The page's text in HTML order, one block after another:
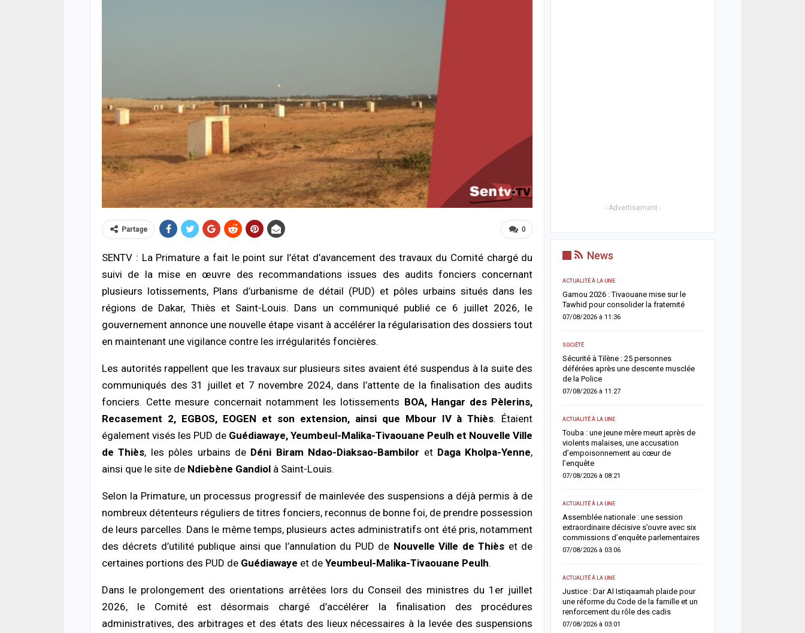
0
Partage
SENTV : La Primature a fait le point sur l’état d’avancement des travaux du Comité chargé du
suivi de la mise en œuvre des recommandations issues des audits fonciers concernant
plusieurs lotissements, Plans d’urbanisme de détail (PUD) et pôles urbains situés dans les
régions de Dakar, Thiès et Saint-Louis. Dans un communiqué publié ce 6 juillet 2026, le
gouvernement annonce une nouvelle étape visant à accélérer la régularisation des dossiers tout
en maintenant une vigilance contre les irrégularités foncières.
Les autorités rappellent que les travaux sur plusieurs sites avaient été suspendus à la suite des
communiqués des 31 juillet et 7 novembre 2024, dans l’attente de la finalisation des audits
fonciers. Cette mesure concernait notamment les lotissements BOA, Hangar des Pèlerins,
Recasement 2, EGBOS, EOGEN et son extension, ainsi que Mbour IV à Thiès. Étaient
également visés les PUD de Guédiawaye, Yeumbeul-Malika-Tivaouane Peulh et Nouvelle Ville
de Thiès, les pôles urbains de Déni Biram Ndao-Diaksao-Bambilor et Daga Kholpa-Yenne,
ainsi que le site de Ndiebène Gandiol à Saint-Louis.
Selon la Primature, un processus progressif de mainlevée des suspensions a déjà permis à de
nombreux détenteurs réguliers de titres fonciers, reconnus de bonne foi, de prendre possession
de leurs parcelles. Dans le même temps, plusieurs actes administratifs ont été pris, notamment
des décrets d’utilité publique ainsi que l’annulation du PUD de Nouvelle Ville de Thiès et de
certaines portions des PUD de Guédiawaye et de Yeumbeul-Malika-Tivaouane Peulh.
Dans le prolongement des orientations arrêtées lors du Conseil des ministres du 1er juillet
2026, le Comité est désormais chargé d’accélérer la finalisation des procédures
administratives, des arbitrages et des états des lieux nécessaires à la levée des suspensions
- Advertisement -
News
Grand Magal de Touba : la Police
nationale présente un bilan marqué par
dispositif…
07/08/2026 à 00:34
ACTUALITÉ À LA UNE
appelle les fidèles à privilégier les
prières plutôt que les visites
ECONOMIE
Sénégal–Banque mondiale : 220,7
milliards FCFA pour accélérer les projets
de développement
ACTUALITÉ À LA UNE
Soudure 2026 : le gouvernement
débloque plus de 7,2 milliards FCFA
pour renforcer l’assistance alimentaire et
pastorale
06/08/2026 à 18:01
HLM Biscuiterie : un homme arrêté après
l’abattage clandestin d’un mouton, la
Drogue et jeunesse au Sénégal : une
menace qui gagne du terrain, entre trafic
08/08/2026 à 10:58
Territoriales 2027 : Modou Diagne Fada
dénonce les « signaux inquiétants »
08/08/2026 à 10:37
ACTUALITÉ À LA UNE
Nécrologie : Djibril Dièye, le visage d’«
08/08/2026 à 10:28
Coupe du Sénégal de basket :
l’Assemblée nationale remet le trophée
de la finale Dames à la Fédération
08/08/2026 à 06:53
lieux et renvoie des prévenus…
07/08/2026 à 18:14
ACTUALITÉ À LA UNE
Gamou 2026 : Tivaouane mise sur le
Tawhid pour consolider la fraternité
07/08/2026 à 11:36
SOCIÉTÉ
Sécurité à Tilène : 25 personnes
déférées après une descente musclée
de la Police
07/08/2026 à 11:27
ACTUALITÉ À LA UNE
Touba : une jeune mère meurt après de
violents malaises, une accusation
d’empoisonnement au cœur de
l’enquête
07/08/2026 à 08:21
ACTUALITÉ À LA UNE
Assemblée nationale : une session
extraordinaire décisive s’ouvre avec six
commissions d’enquête parlementaires
07/08/2026 à 03:06
ACTUALITÉ À LA UNE
Justice : Dar Al Istiqaamah plaide pour
une réforme du Code de la famille et un
renforcement du rôle des cadis
07/08/2026 à 03:01